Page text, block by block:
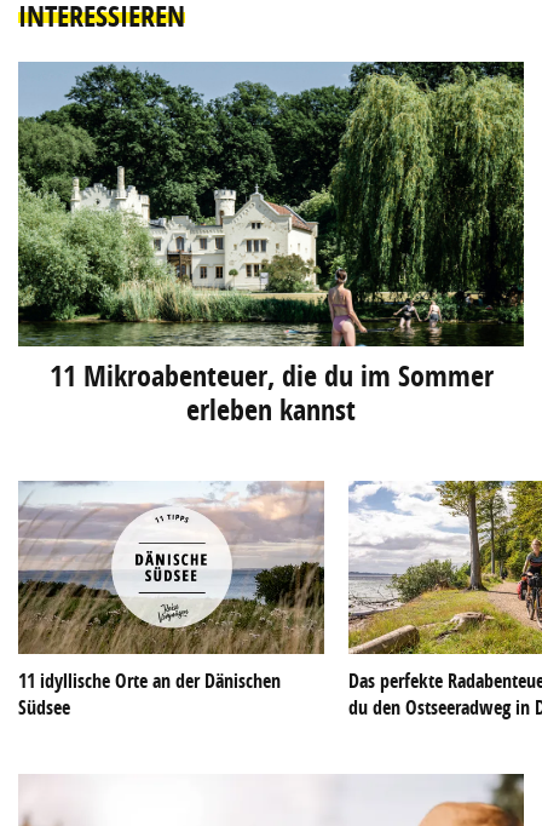
INTERESSIEREN
11 Mikroabenteuer, die du im Sommer
erleben kannst
11 idyllische Orte an der Dänischen
Südsee
Das perfekte
du den Ostseeradweg in